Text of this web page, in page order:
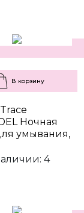
В корзину
Ночная
умывания,
4